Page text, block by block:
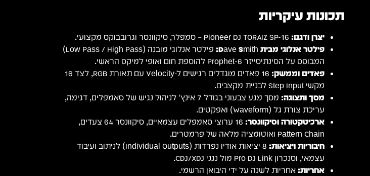
תכונות עיקריות
יצרן ודגם:
פילטר אנלוגי מבית Dave Smith:
פילטר אנלוגי מובנה (Low Pass / High Pass)
המבוסס על הסינתיסייזר Prophet-6 להוספת חום ואופי למיקס הראשי.
פאדים וממשק:
16 פאדים מוגדלים רגישים ל-Velocity עם תאורת RGB, לצד 16
מקשי Step Input לבניית מקצבים.
מסך ותצוגה:
מסך מגע צבעוני בגודל 7 אינץ' לניהול נגיש של סאמפלים, דגימה,
עריכת צורת גל (Waveform) ואפקטים.
ארכיטקטורה וסיקוונסר:
16 ערוצי סאמפלים עצמאיים, סיקוונסר 64 צעדים,
Pattern Chain ואוטומציה מלאה של פרמטרים.
חיבוריות ויציאות:
8 יציאות אודיו נפרדות (Individual Outputs) לניתוב ועיבוד
עצמאי, וסנכרון Pro DJ Link מול נגני CDJ/XDJ.
אחריות: אחריות לשנה על ידי היבואן הרשמי.